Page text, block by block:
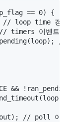
== 0) {
loop time 갱
timers 이벤트
//
&&
// poll 이